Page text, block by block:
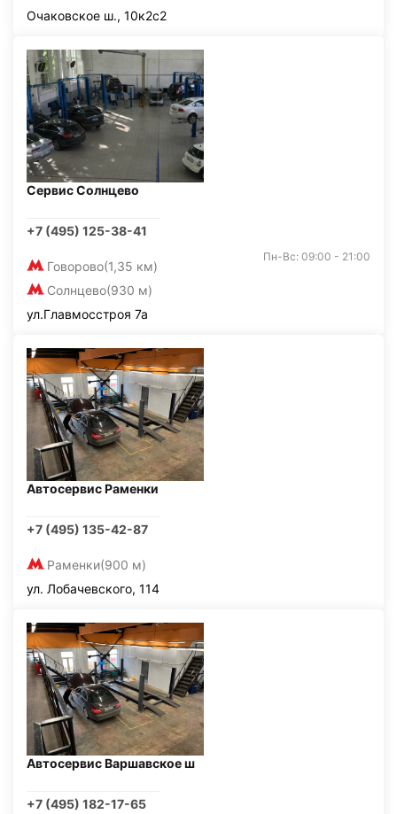
Очаковское ш., 10к2с2
Сервис Солнцево
+7 (495) 125-38-41
Говорово(1,35 км)
Солнцево(930 м)
Пн-Вс: 09:00 - 21:00
ул.Главмосстроя 7а
Автосервис Раменки
+7 (495) 135-42-87
Раменки(900 м)
ул. Лобачевского, 114
Автосервис Варшавское ш
+7 (495) 182-17-65